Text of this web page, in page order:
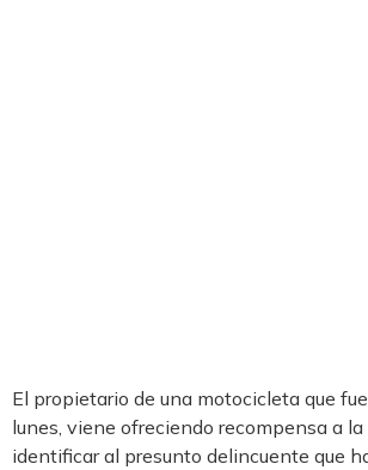
El propietario de una motocicleta que
lunes, viene ofreciendo recompensa a
identificar al presunto delincuente que